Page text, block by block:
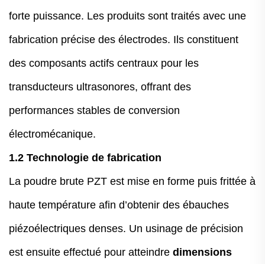
forte puissance. Les produits sont traités avec une
fabrication précise des électrodes. Ils constituent
des composants actifs centraux pour les
transducteurs ultrasonores, offrant des
performances stables de conversion
électromécanique.
1.2 Technologie de fabrication
La poudre brute PZT est mise en forme puis frittée à
haute température afin d’obtenir des ébauches
piézoélectriques denses. Un usinage de précision
est ensuite effectué pour atteindre dimensions